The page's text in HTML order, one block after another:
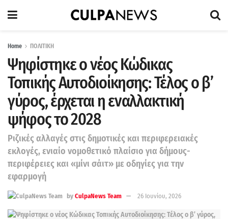
Home ΠΟΛΙΤΙΚΗ
Ψηφίστηκε ο νέος Κώδικας
Τοπικής Αυτοδιοίκησης: Τέλος ο β’
γύρος, έρχεται η εναλλακτική
ψήφος το 2028
Ριζικές αλλαγές στις δημοτικές και περιφερειακές
εκλογές, ενιαίο νομοθετικό πλαίσιο για δήμους-
περιφέρειες και «μίνι σάιτ» με οδηγίες για την
εφαρμογή
by CulpaNews Team 26 Ιουνίου, 2026